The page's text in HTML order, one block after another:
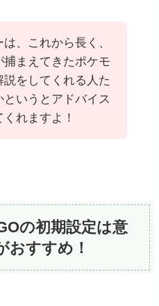
、これから長く、
捕まえてきたポケモ
説をしてくれる人た
というとアドバイス
れますよ！
の初期設定は意
おすすめ！